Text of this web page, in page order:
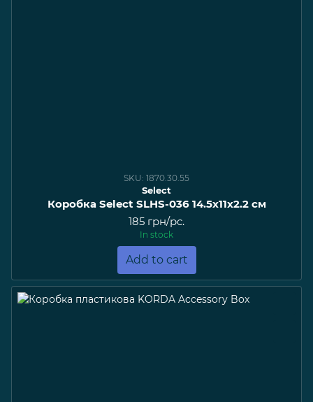
SKU: 1870.30.55
Select
Коробка Select SLHS-036 14.5х11х2.2 см
185 грн/pc.
In stock
Add to cart